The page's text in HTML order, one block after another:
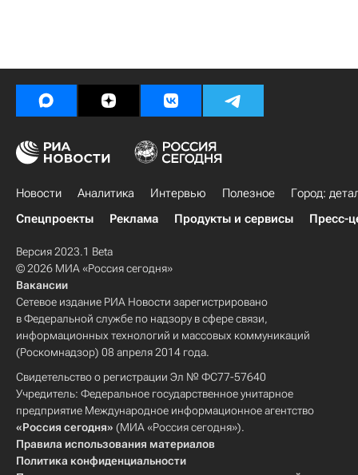
Новости Аналитика Интервью Полезное
Город:
Спецпроекты
Реклама Продукты и сервисы Пресс-
Версия 2023.1 Beta
© 2026 МИА «Россия сегодня»
Вакансии
Сетевое издание РИА Новости зарегистрировано
в Федеральной службе по надзору в сфере связи,
информационных технологий и массовых коммуникаций
(Роскомнадзор) 08 апреля 2014 года.
Свидетельство о регистрации Эл № ФС77-57640
Учредитель: Федеральное государственное унитарное
предприятие Международное информационное агентство
«Россия сегодня» (МИА «Россия сегодня»).
Правила использования материалов
Политика конфиденциальности